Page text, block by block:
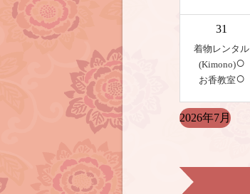
31
着物レンタル
(Kimono)○
お香教室○
2026年7月